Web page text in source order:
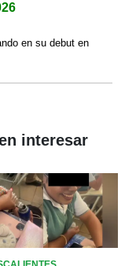
en su debut en
interesar